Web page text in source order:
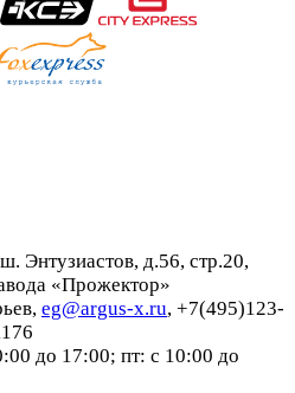
Энтузиастов, д.56, стр.20,
«Прожектор»
eg@argus-x.ru, +7(495)123-
до 17:00; пт: с 10:00 до